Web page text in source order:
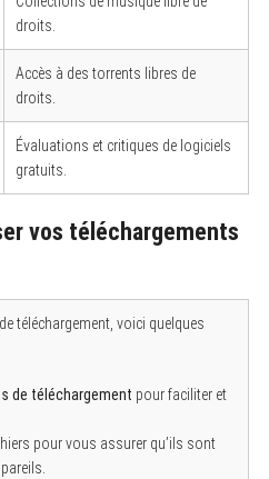
droits.
Accès à des torrents libres de
droits.
Évaluations et critiques de logiciels
gratuits.
vos téléchargements
téléchargement, voici quelques
de téléchargement pour faciliter et
pour vous assurer qu’ils sont